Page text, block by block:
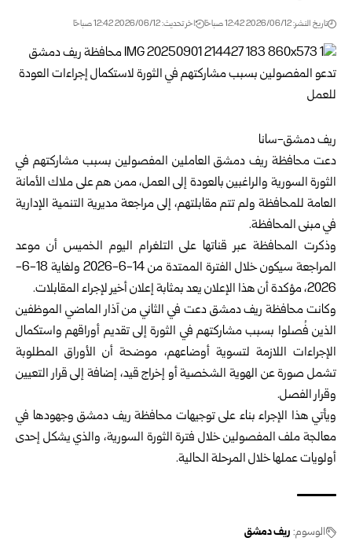
تاريخ النشر: 2026/06/12 12:42 صباحًا اخر تحديث: 2026/06/12 12:42 صباحًا
ريف دمشق-سانا
دعت محافظة ريف دمشقالعاملين المفصولين بسبب مشاركتهم في
الثورة السورية والراغبين بالعودة إلى العمل، ممن هم على ملاك الأمانة
العامة للمحافظة ولم تتم مقابلتهم، إلى مراجعة مديرية التنمية الإدارية
في مبنى المحافظة.
وذكرت المحافظة عبر قناتها على التلغرام اليوم الخميس أن موعد
المراجعة سيكون خلال الفترة الممتدة من 14-6-2026 ولغاية 18-6-
2026، مؤكدة أن هذا الإعلان يعد بمثابة إعلان أخير لإجراء المقابلات.
وكانت محافظة ريف دمشق دعت في الثاني من آذار الماضي الموظفين
الذين فُصلوا بسبب مشاركتهم في الثورة إلى تقديم أوراقهم واستكمال
الإجراءات اللازمة لتسوية أوضاعهم، موضحة أن الأوراق المطلوبة
تشمل صورة عن الهوية الشخصية أو إخراج قيد، إضافة إلى قرار التعيين
وقرار الفصل.
ويأتي هذا الإجراء بناء على توجيهات محافظة ريف دمشق وجهودها في
معالجة ملف المفصولين خلال فترة الثورة السورية، والذي يشكل إحدى
أولويات عملها خلال المرحلة الحالية.
الوسوم: ريف دمشق